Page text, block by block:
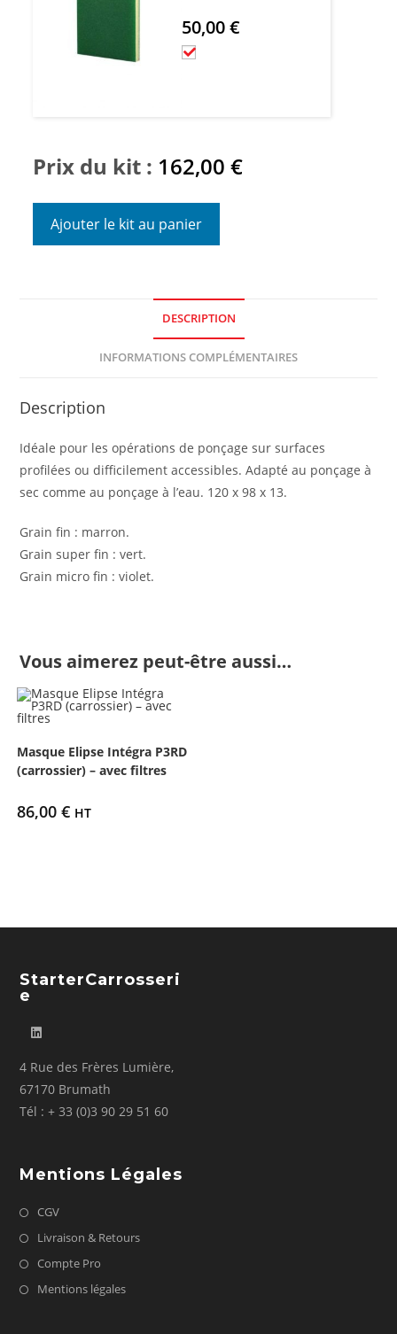
50,00€
Prix du kit : 162,00€
Ajouter le kit au panier
DESCRIPTION
INFORMATIONS COMPLÉMENTAIRES
Description
Idéale pour les opérations de ponçage sur surfaces
profilées ou difficilement accessibles. Adapté au ponçage à
sec comme au ponçage à l’eau. 120 x 98 x 13.
Grain fin : marron.
Grain super fin : vert.
Grain micro fin : violet.
Vous aimerez peut-être aussi…
Masque Elipse Intégra P3RD
(carrossier) – avec filtres
86,00 € HT
StarterCarrosseri
E
4 Rue des Frères Lumière,
67170 Brumath
Tél : + 33 (0)3 90 29 51 60
Mentions Légales
CGV
Livraison & Retours
Compte Pro
Mentions légales